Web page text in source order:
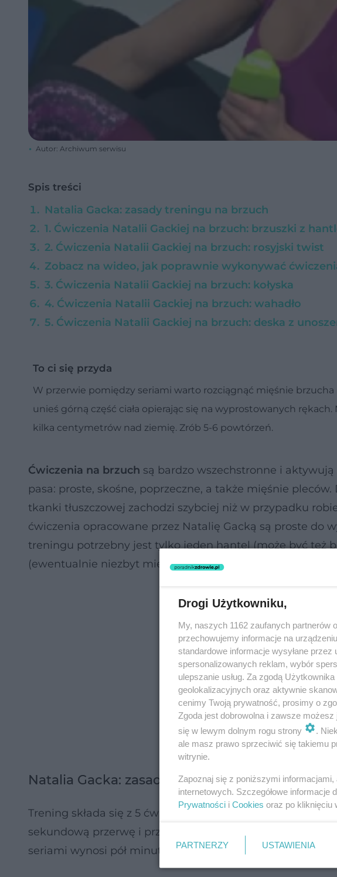
Autor: Archiwum serwisu
Spis treści
Natalia Gacka: zasady treningu na brzuch
1. Ćwiczenia Natalii Gackiej na brzuch: brzuszki z
2. Ćwiczenia Natalii Gackiej na brzuch: rosyjski twist
Zobacz na wideo, jak poprawnie wykonywać
3. Ćwiczenia Natalii Gackiej na brzuch: kołyska
4. Ćwiczenia Natalii Gackiej na brzuch: wahadło
5. Ćwiczenia Natalii Gackiej na brzuch: deska z
To ci się przyda
W przerwie pomiędzy seriami warto rozciągnąć mięśnie brzucha
unieś górną część ciała opierając się na wyprostowanych
kilka centymetrów nad ziemię. Zrób 5-6 powtórzeń.
Ćwiczenia na brzuch są bardzo wszechstronne i
pasa: proste, skośne, poprzeczne, a także mięśnie
tkanki tłuszczowej zachodzi szybciej niż w przypadku
ćwiczenia opracowane przez Natalię Gacką są proste do
treningu potrzebny jest tylko jeden hantel (może być też
(ewentualnie niezbyt miękki dywan).
Natalia Gacka: zasady treningu na brzuch
Trening składa się z 5 ćwiczeń. Każde ćwiczenie
sekundową przerwę i przechodzimy do następnego.
seriami wynosi pół minuty.
Drogi Użytkowniku,
My, naszych 1162 zaufanych partnerów
przechowujemy informacje na
standardowe informacje wysyłane
spersonalizowanych reklam, wybór
ulepszanie usług. Za zgodą
geolokalizacyjnych oraz aktywnie
cenimy Twoją prywatność, prosimy o
Zgoda jest dobrowolna i zawsze
się w lewym dolnym rogu strony
.
ale masz prawo sprzeciwić się takiemu
witrynie.
Zapoznaj się z poniższymi
internetowych. Szczegółowe
Prywatności i Cookies oraz po kliknięciu
PARTNERZY USTAWIENIA